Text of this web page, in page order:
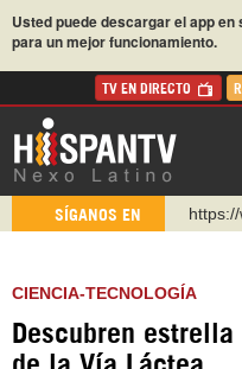
Usted puede descargar el app en
para un mejor funcionamiento.
TV EN DIRECTO
SÍGANOS EN
http://
CIENCIA-TECNOLOGÍA
Descubren
de la Vía Láctea